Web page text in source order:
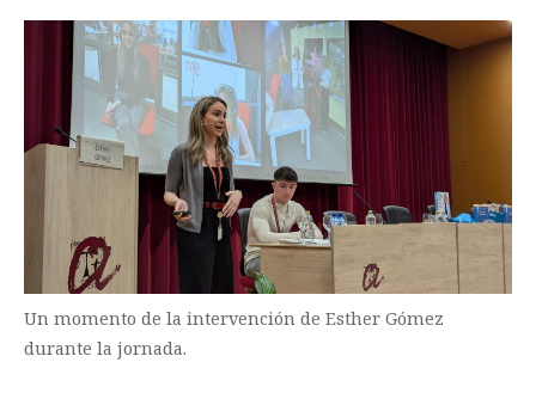
Un momento de la intervención de Esther Gómez
durante la jornada.